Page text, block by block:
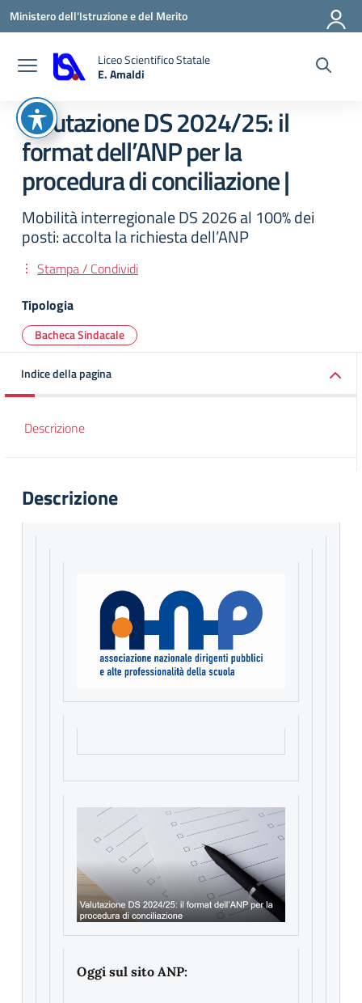
Vai ai contenuti
Vai al menu di navigazione
Vai al footer
Ministero dell'Istruzione e del Merito
Liceo Scientifico Statale
E. Amaldi
Valutazione DS 2024/25: il
format dell’ANP per la
procedura di conciliazione |
Mobilità interregionale DS 2026 al 100% dei
posti: accolta la richiesta dell’ANP
Stampa / Condividi
Tipologia
Bacheca Sindacale
Indice della pagina
Descrizione
Descrizione
Oggi sul sito ANP: